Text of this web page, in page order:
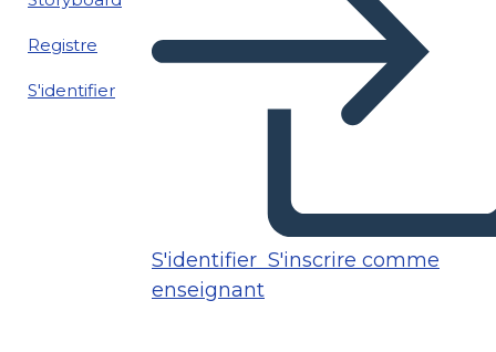
Registre
S'identifier
S'identifier S'inscrire comme
enseignant